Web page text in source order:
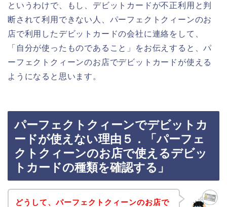
というわけで、もし、デビットカードが不正利用と判
断されて利用できない人、パーフェクトクィーンのお
店で利用したデビットカードの会社に連絡をして、
「自分が使ったものであること」をお伝えすると、パ
ーフェクトクィーンのお店でデビットカードが使える
ようになると思います。
パーフェクトクィーンでデビットカ
ードが使えない理由５．「パーフェ
クトクィーンのお店で使えるデビッ
トカードの種類を確認する」
どうして、パーフェクトクィーンのお店で